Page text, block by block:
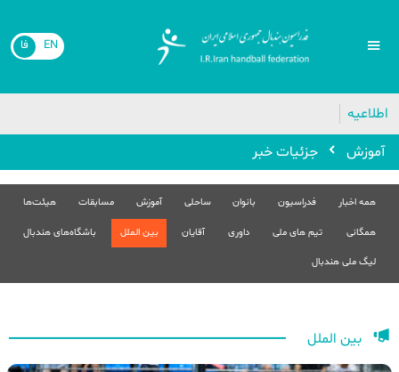
EN فا
اطلاعیه
آموزش
جزئیات خبر
همه اخبار فدراسیون بانوان ساحلی آموزش مسابقات هیئت‌ها
همگانی تیم های ملی داوری آقایان بین الملل باشگاه‌های هندبال
لیگ ملی هندبال
بین الملل